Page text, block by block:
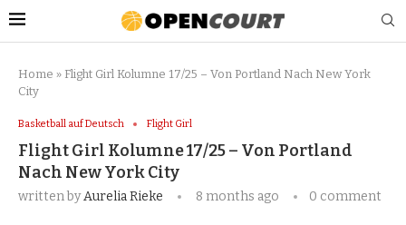
Home » Flight Girl Kolumne 17/25 – Von Portland Nach New York
City
Basketball auf Deutsch Flight Girl
Flight Girl Kolumne 17/25 – Von Portland
Nach New York City
written byAurelia Rieke 8 months ago 0 comment